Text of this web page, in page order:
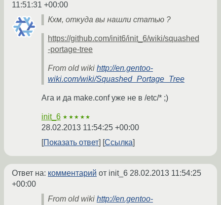
11:51:31 +00:00
Кхм, откуда вы нашли статью ?
https://github.com/init6/init_6/wiki/squashed
-portage-tree
From old wiki http://en.gentoo-
wiki.com/wiki/Squashed_Portage_Tree
Ага и да make.conf уже не в /etc/* ;)
init_6 ★★★★★
28.02.2013 11:54:25 +00:00
Показать ответ
Ссылка
Ответ на: комментарий от init_6 28.02.2013 11:54:25
+00:00
From old wiki http://en.gentoo-